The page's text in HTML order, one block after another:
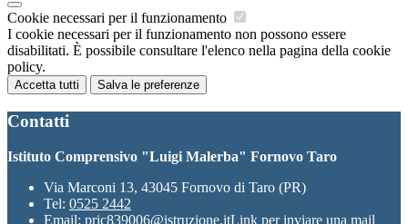
Cookie necessari per il funzionamento
I cookie necessari per il funzionamento non possono essere
disabilitati. È possibile consultare l'elenco nella pagina della cookie
policy.
Accetta tutti Salva le preferenze
Contatti
Istituto Comprensivo "Luigi Malerba" Fornovo Taro
Via Marconi 13, 43045 Fornovo di Taro (PR)
Tel: 0525 2442
Email: pric839006@istruzione.itLink per inviare una mail